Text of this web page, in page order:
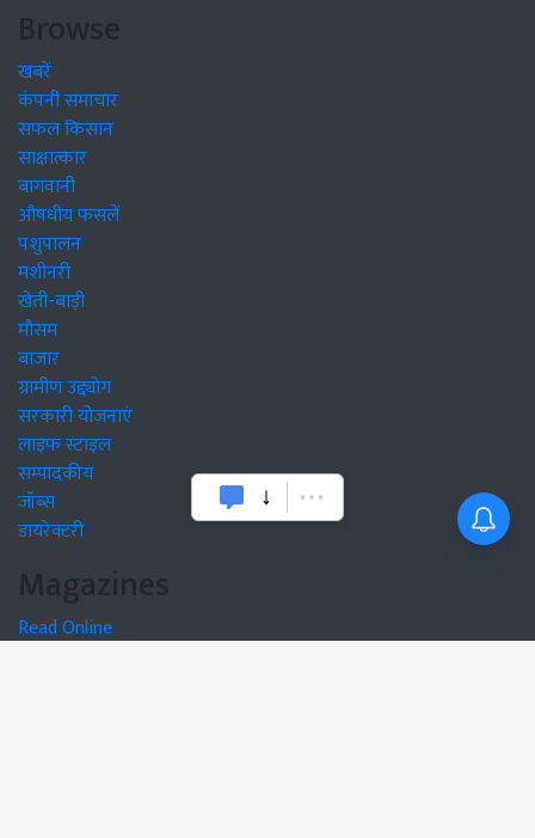
Browse
खबरें
कंपनी समाचार
सफल किसान
साक्षात्कार
बागवानी
औषधीय फसलें
पशुपालन
मशीनरी
खेती-बाड़ी
मौसम
बाजार
ग्रामीण उद्द्योग
सरकारी योजनाएं
लाइफ स्टाइल
सम्पादकीय
जॉब्स
डायरेक्टरी
Magazines
Read Online